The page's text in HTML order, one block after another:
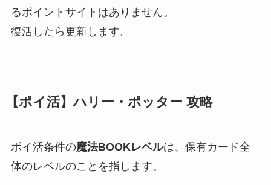
るポイントサイトはありません。
復活したら更新します。
【ポイ活】ハリー・ポッター 攻略
ポイ活条件の魔法BOOKレベルは、保有カード全
体のレベルのことを指します。